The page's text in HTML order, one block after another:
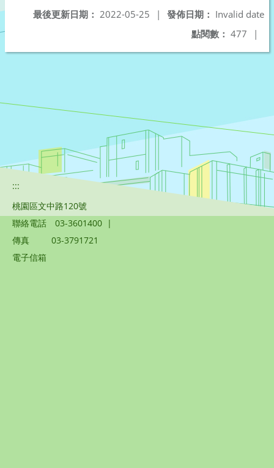
發佈日期： Invalid date
最後更新日期： 2022-05-25
|
點閱數： 477 |
:::
桃園區文中路120號
聯絡電話
03-3601400 |
傳真
03-3791721
電子信箱